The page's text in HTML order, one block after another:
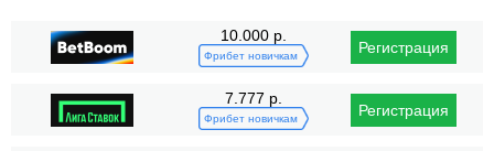
10.000 р.
Фрибет новичкам Регистрация
7.777 р.
Фрибет новичкам Регистрация